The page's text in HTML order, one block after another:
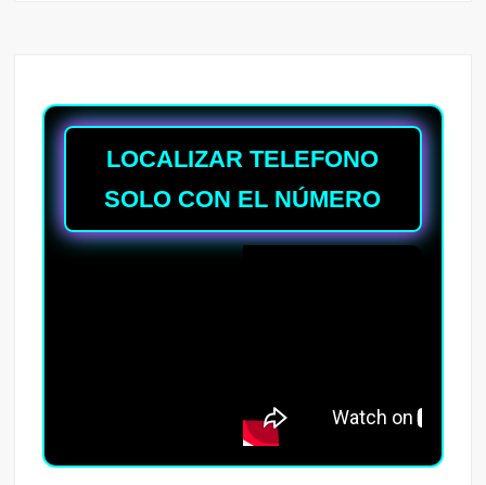
LOCALIZAR TELEFONO
SOLO CON EL NÚMERO